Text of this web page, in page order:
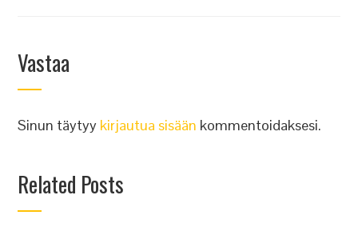
Vastaa
Sinun täytyy kirjautua sisään kommentoidaksesi.
Related Posts